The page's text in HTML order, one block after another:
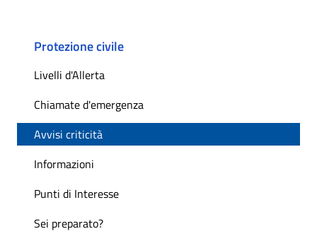
Protezione civile
Livelli d'Allerta
Chiamate d'emergenza
Avvisi criticità
Informazioni
Punti di Interesse
Sei preparato?